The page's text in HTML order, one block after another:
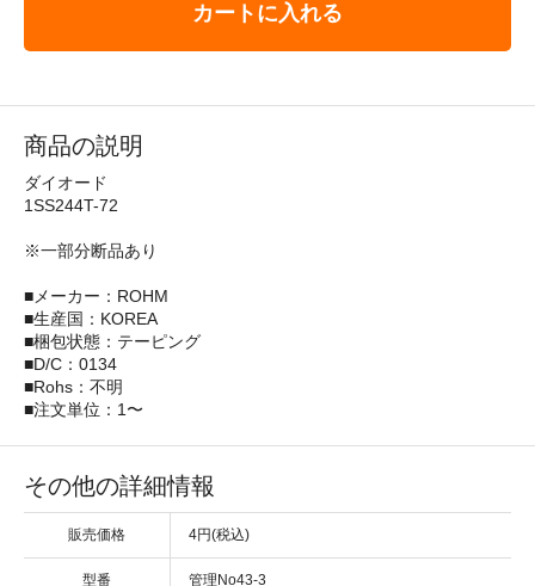
カートに入れる
商品の説明
ダイオード
1SS244T-72
※一部分断品あり
■メーカー：ROHM
■生産国：KOREA
■梱包状態：テーピング
■D/C：0134
■Rohs：不明
■注文単位：1〜
その他の詳細情報
販売価格 4円(税込)
型番 管理No43-3